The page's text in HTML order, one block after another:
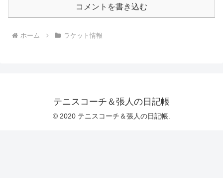
コメントを書き込む
ホーム ラケット情報
テニスコーチ＆張人の日記帳
© 2020 テニスコーチ＆張人の日記帳.